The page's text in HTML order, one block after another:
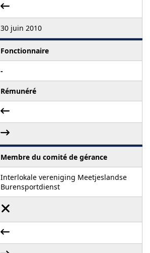
30 juin 2010
Fonctionnaire
-
Rémunéré
Membre du comité de gérance
Interlokale vereniging Meetjeslandse
Burensportdienst